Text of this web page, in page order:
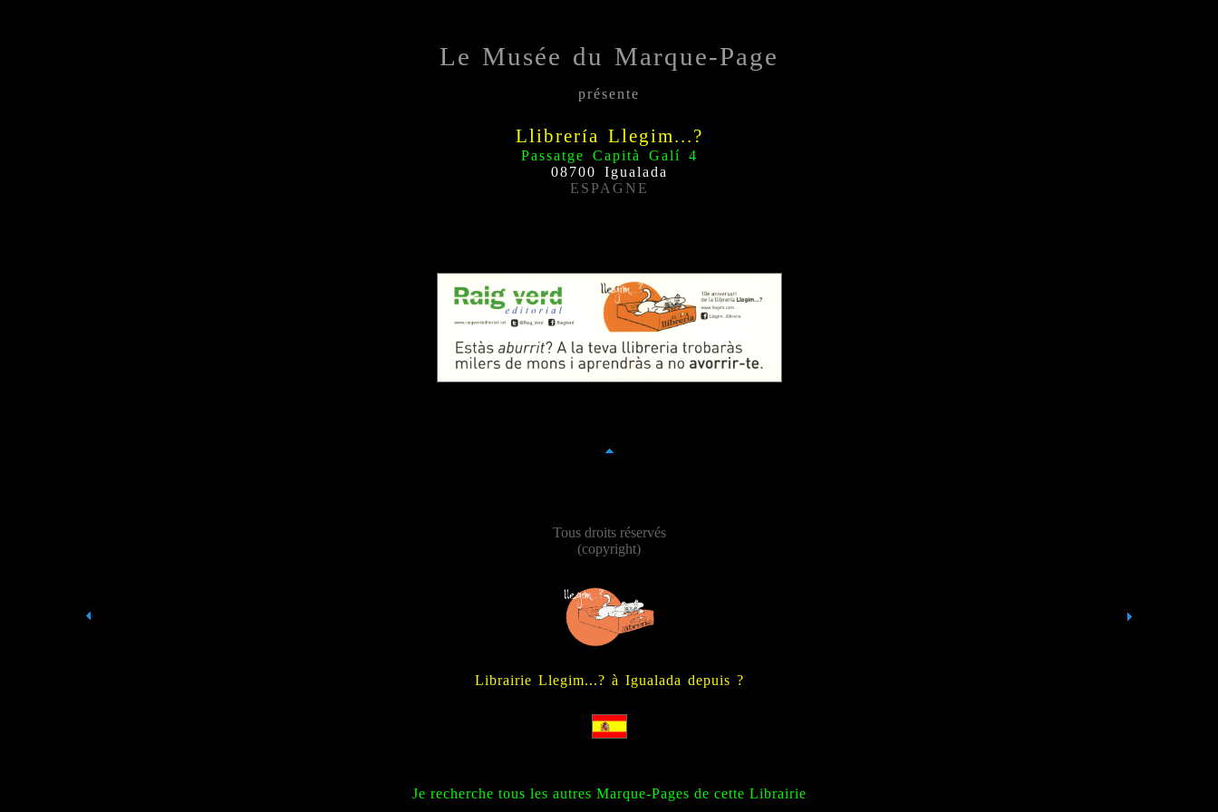
Le Musée du Marque-Page
présente
Llibrería Llegim...?
Passatge Capità Galí 4
08700 Igualada
ESPAGNE
Tous droits réservés
(copyright)
Librairie Llegim...? à Igualada depuis ?
Je recherche tous les autres Marque-Pages de cette Librairie